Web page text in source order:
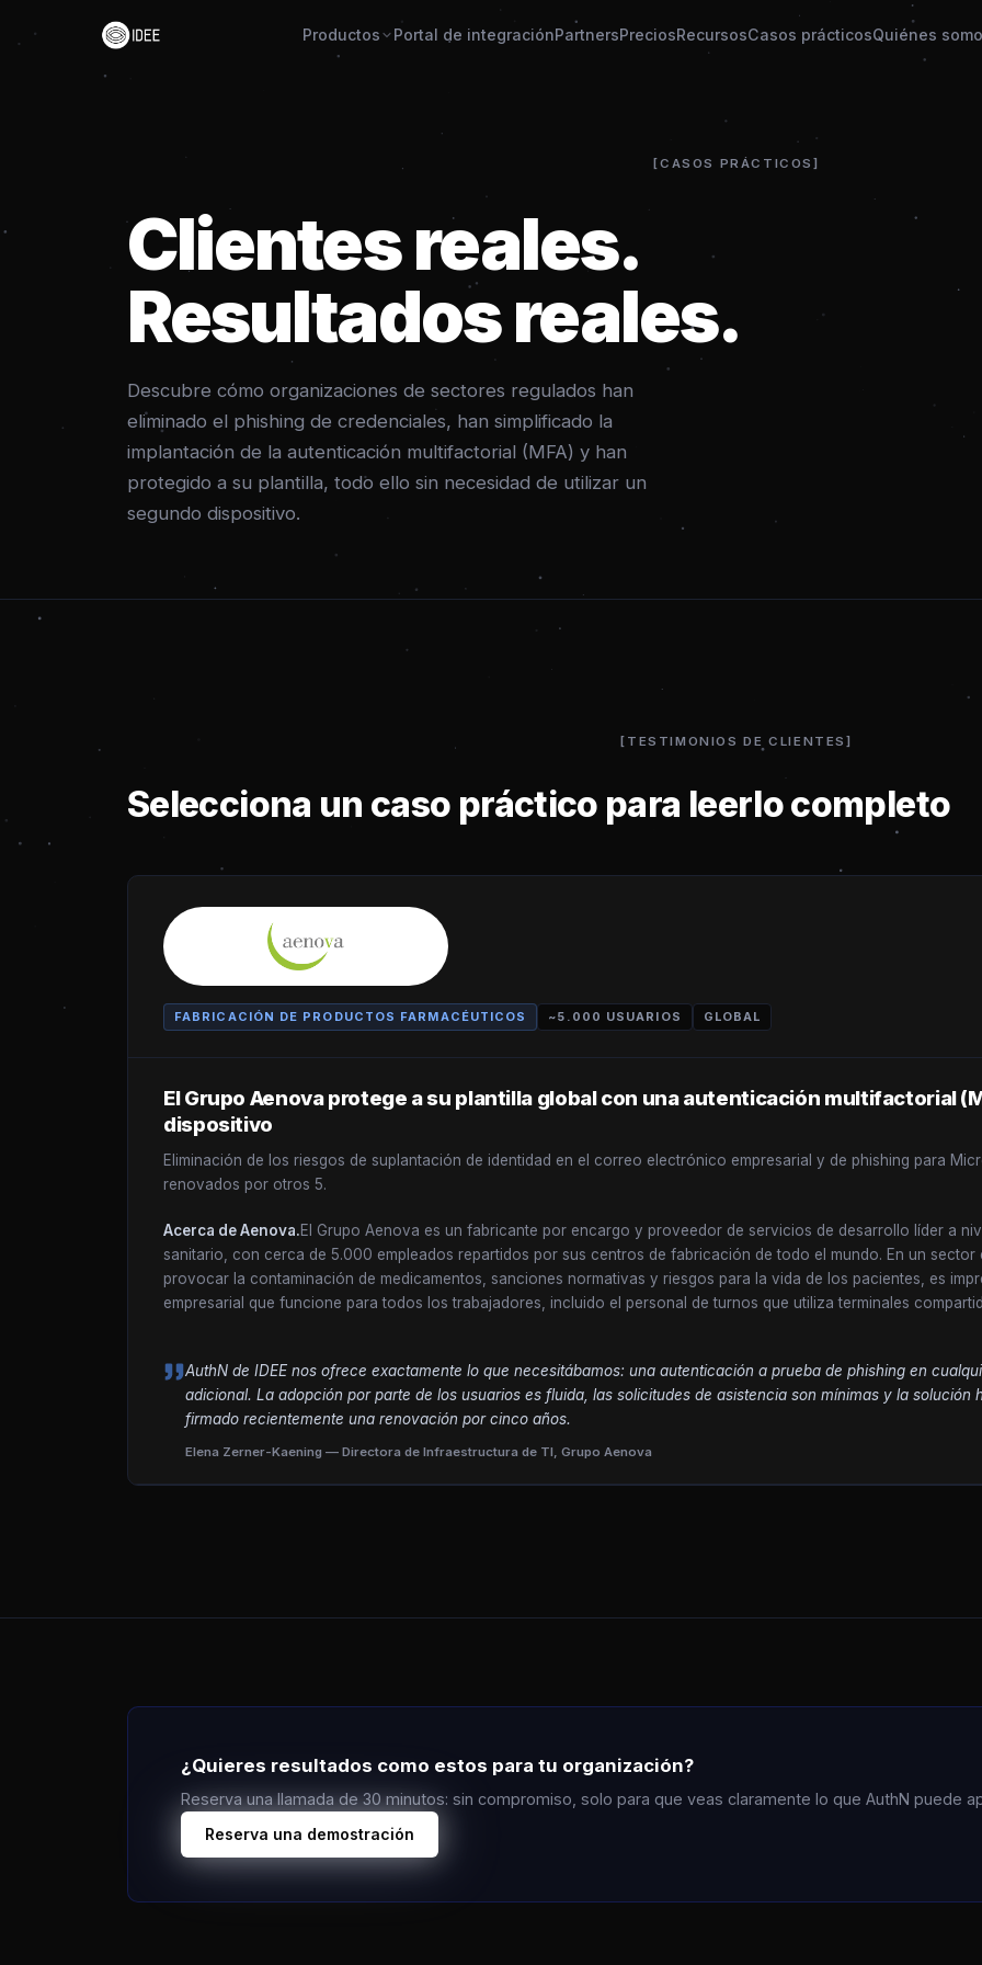
Productos Portal de integraciónPartnersPreciosRecursosCasos prácticosQuiénes
CASOS PRÁCTICOS
Clientes reales.
Resultados reales.
Descubre cómo organizaciones de sectores regulados han
eliminado el phishing de credenciales, han simplificado la
implantación de la autenticación multifactorial (MFA) y han
protegido a su plantilla, todo ello sin necesidad de utilizar un
segundo dispositivo.
TESTIMONIOS DE CLIENTES
Selecciona un caso práctico para leerlo completo
FABRICACIÓN DE PRODUCTOS FARMACÉUTICOS ~5.000 USUARIOS GLOBAL
El Grupo Aenova protege a su plantilla global con una autenticación multifactorial
dispositivo
Eliminación de los riesgos de suplantación de identidad en el correo electrónico empresarial y de phishing para
renovados por otros 5.
Acerca de Aenova.El Grupo Aenova es un fabricante por encargo y proveedor de servicios de desarrollo líder a
sanitario, con cerca de 5.000 empleados repartidos por sus centros de fabricación de todo el mundo. En un
provocar la contaminación de medicamentos, sanciones normativas y riesgos para la vida de los pacientes, es
empresarial que funcione para todos los trabajadores, incluido el personal de turnos que utiliza terminales
AuthN de IDEE nos ofrece exactamente lo que necesitábamos: una autenticación a prueba de phishing en
adicional. La adopción por parte de los usuarios es fluida, las solicitudes de asistencia son mínimas y la
firmado recientemente una renovación por cinco años.
Elena Zerner-Kaening — Directora de Infraestructura de TI, Grupo Aenova
¿Quieres resultados como estos para tu organización?
Reserva una llamada de 30 minutos: sin compromiso, solo para que veas claramente lo que AuthN puede
Reserva una demostración